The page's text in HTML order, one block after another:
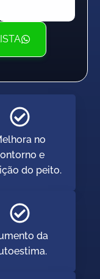
no
e
do peito.
da